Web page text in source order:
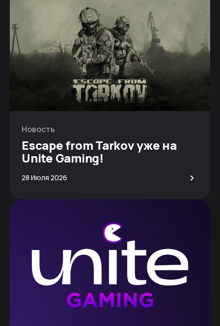
Новость
Escape from Tarkov уже на
Unite Gaming!
28 Июля 2026 >